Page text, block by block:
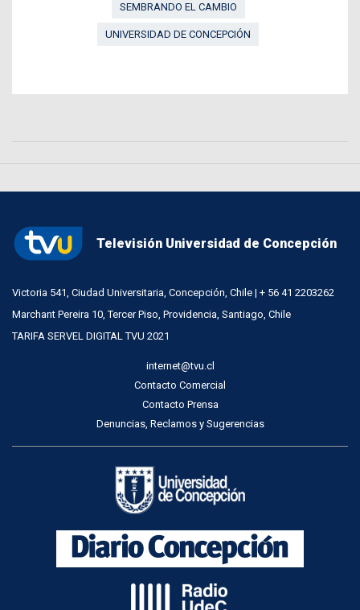
SEMBRANDO EL CAMBIO
UNIVERSIDAD DE CONCEPCIÓN
Televisión Universidad de Concepción
Victoria 541, Ciudad Universitaria, Concepción, Chile | + 56 41 2203262
Marchant Pereira 10, Tercer Piso, Providencia, Santiago, Chile
TARIFA SERVEL DIGITAL TVU 2021
internet@tvu.cl
Contacto Comercial
Contacto Prensa
Denuncias, Reclamos y Sugerencias